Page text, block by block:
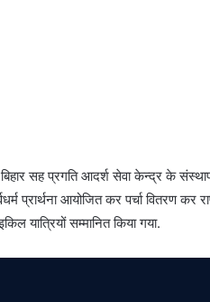
सह प्रगति आदर्श सेवा केन्द्र के
प्रार्थना आयोजित कर पर्चा वितरण कर
यात्रियों सम्मानित किया गया.